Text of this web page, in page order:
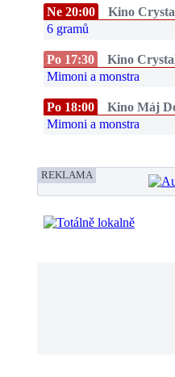
Ne 20:00 Kino
6 gramů
Po 17:30 Kino
Mimoni a monstra
Po 18:00 Kino Máj
Mimoni a monstra
REKLAMA